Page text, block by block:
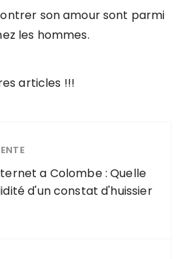
son amour sont parmi
les hommes.
articles !!!
a Colombe : Quelle
d'un constat d'huissier